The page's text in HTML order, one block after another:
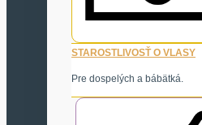
STAROSTLIVOSŤ O VLASY
Pre dospelých a bábätká.